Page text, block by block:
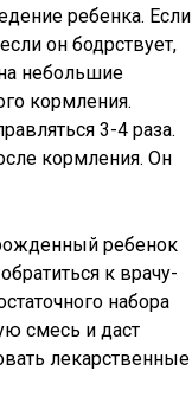
ребенка. Если
он бодрствует,
небольшие
кормления.
3-4 раза.
кормления. Он
ребенок
к врачу-
набора
смесь и даст
лекарственные